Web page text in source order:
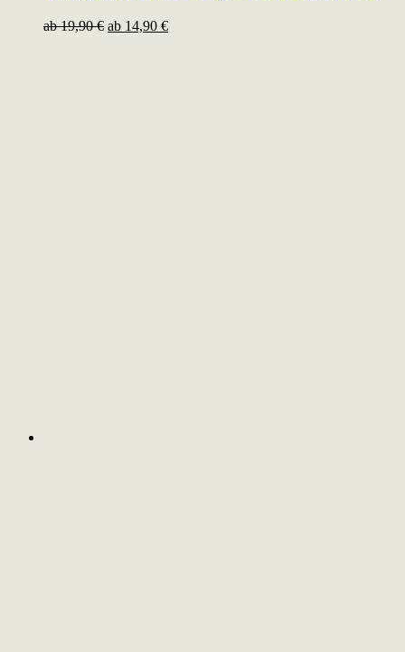
ab19,90€ ab 14,90 €